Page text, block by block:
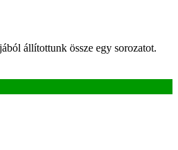
állítottunk össze egy sorozatot.